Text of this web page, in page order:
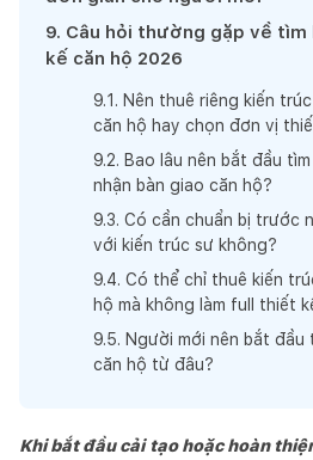
9. Câu hỏi thường gặp về
kế căn hộ 2026
9.1 . Nên thuê riêng kiến
căn hộ hay chọn đơn vị
9.2. Bao lâu nên bắt đầu
nhận bàn giao căn hộ?
9.3. Có cần chuẩn bị trước
với kiến trúc sư không?
9.4. Có thể chỉ thuê kiến
hộ mà không làm full thiết
9.5. Người mới nên bắt
căn hộ từ đâu?
Khi bắt đầu cải tạo hoặc hoàn